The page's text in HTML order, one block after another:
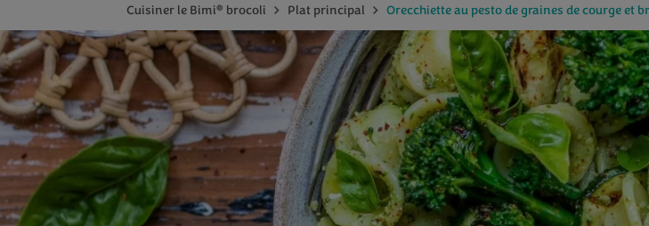
Cuisiner le Bimi® brocoli Plat principal Orecchiette au pesto de graines de courge et